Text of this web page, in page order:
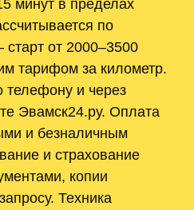
минут в пределах
по
от 2000–3500
тарифом за километр.
телефону и через
Эвамск24.ру. Оплата
и безналичным
и страхование
копии
Техника